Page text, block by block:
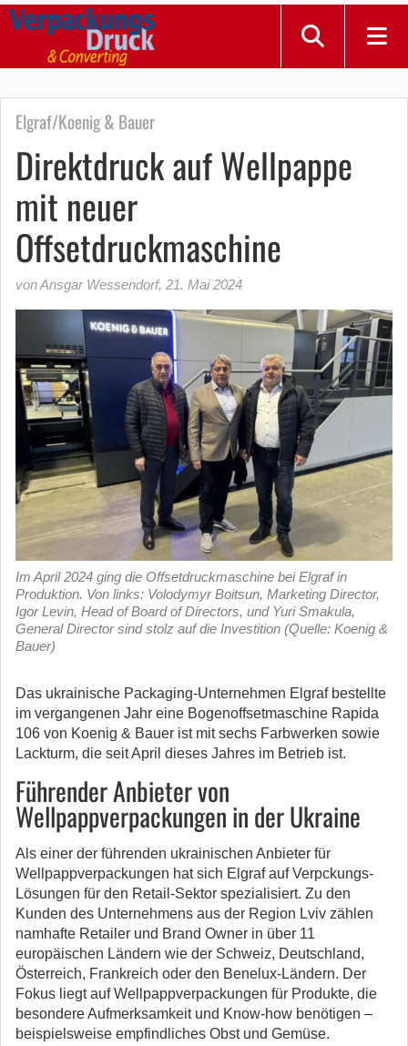
Elgraf/Koenig & Bauer
Direktdruck auf Wellpappe
mit neuer
Offsetdruckmaschine
von Ansgar Wessendorf, 21. Mai 2024
Im April 2024 ging die Offsetdruckmaschine bei Elgraf in
Produktion. Von links: Volodymyr Boitsun, Marketing Director,
Igor Levin, Head of Board of Directors, und Yuri Smakula,
General Director sind stolz auf die Investition (Quelle: Koenig &
Bauer)
Das ukrainische Packaging-Unternehmen Elgraf bestellte
im vergangenen Jahr eine Bogenoffsetmaschine Rapida
106 von Koenig & Bauer ist mit sechs Farbwerken sowie
Lackturm, die seit April dieses Jahres im Betrieb ist.
Führender Anbieter von
Wellpappverpackungen in der Ukraine
Als einer der führenden ukrainischen Anbieter für
Wellpappverpackungen hat sich Elgraf auf Verpckungs-
Lösungen für den Retail-Sektor spezialisiert. Zu den
Kunden des Unternehmens aus der Region Lviv zählen
namhafte Retailer und Brand Owner in über 11
europäischen Ländern wie der Schweiz, Deutschland,
Österreich, Frankreich oder den Benelux-Ländern. Der
Fokus liegt auf Wellpappverpackungen für Produkte, die
besondere Aufmerksamkeit und Know-how benötigen –
beispielsweise empfindliches Obst und Gemüse.